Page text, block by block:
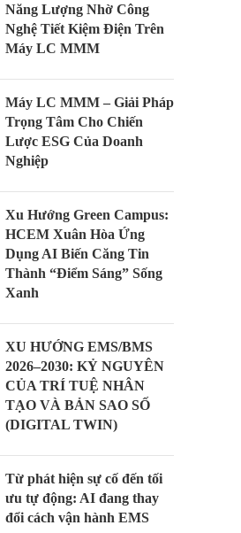
Năng Lượng Nhờ Công
Nghệ Tiết Kiệm Điện Trên
Máy LC MMM
Máy LC MMM – Giải Pháp
Trọng Tâm Cho Chiến
Lược ESG Của Doanh
Nghiệp
Xu Hướng Green Campus:
HCEM Xuân Hòa Ứng
Dụng AI Biến Căng Tin
Thành “Điểm Sáng” Sống
Xanh
XU HƯỚNG EMS/BMS
2026–2030: KỶ NGUYÊN
CỦA TRÍ TUỆ NHÂN
TẠO VÀ BẢN SAO SỐ
(DIGITAL TWIN)
Từ phát hiện sự cố đến tối
ưu tự động: AI đang thay
đổi cách vận hành EMS